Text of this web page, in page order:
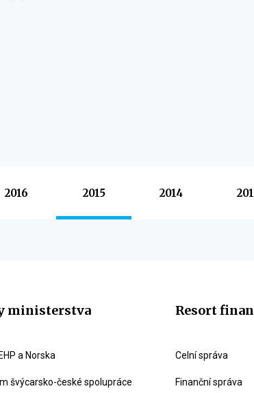
2016 2015 2014
ministerstva
a Norska
švýcarsko-české spolupráce
Resort
Celní správa
Finanční správa